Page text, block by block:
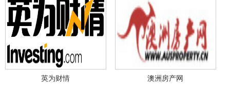
英为财情 澳洲房产网